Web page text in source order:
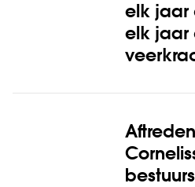
elk jaar
elk jaar